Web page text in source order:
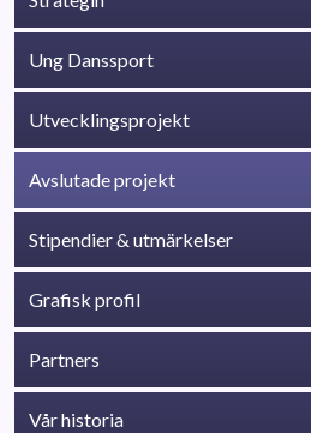
Ung Danssport
Utvecklingsprojekt
Avslutade projekt
Stipendier & utmärkelser
Grafisk profil
Partners
Vår historia